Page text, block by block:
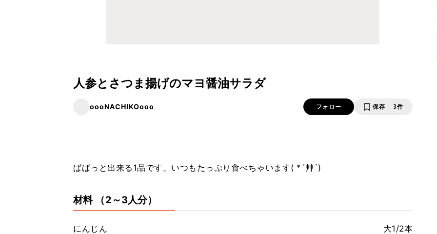
人参とさつま揚げのマヨ醤油サラダ
oooNACHIKOooo フォロー 保存 3件
ぱぱっと出来る1品です。いつもたっぷり食べちゃいます( *´艸`)
材料 （2～3人分）
にんじん
大1/2本